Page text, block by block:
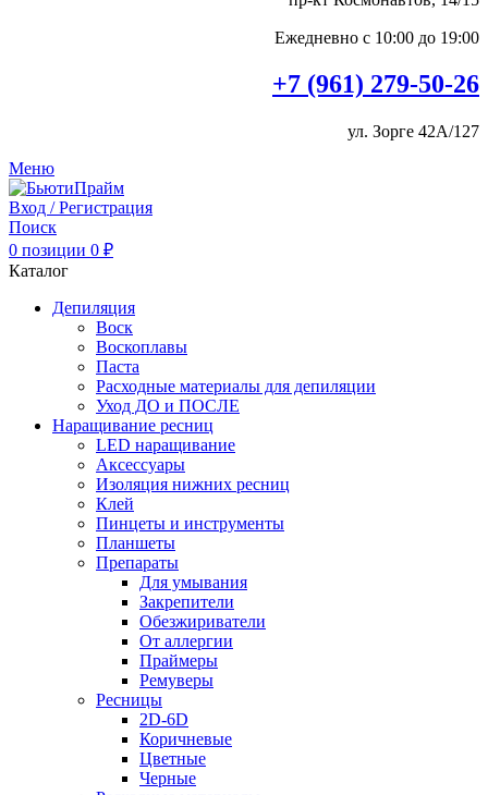
Ежедневно с 10:00 до 19:00
+7 (961) 279-50-26
ул. Зорге 42А/127
Меню
Вход / Регистрация
Поиск
0 позиции 0 ₽
Каталог
Депиляция
Воск
Воскоплавы
Паста
Расходные материалы для депиляции
Уход ДО и ПОСЛЕ
Наращивание ресниц
LED наращивание
Аксессуары
Изоляция нижних ресниц
Клей
Пинцеты и инструменты
Планшеты
Препараты
Для умывания
Закрепители
Обезжириватели
От аллергии
Праймеры
Ремуверы
Ресницы
2D-6D
Коричневые
Цветные
Черные